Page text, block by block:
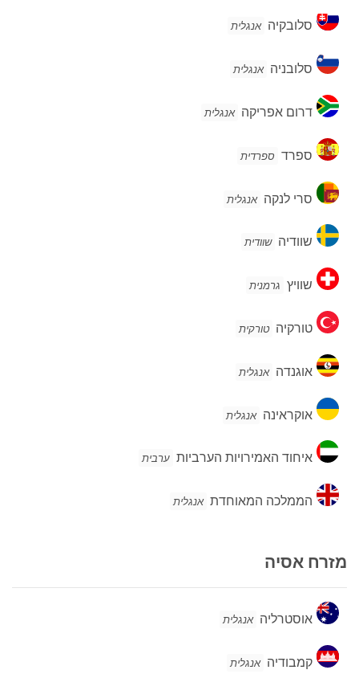
סלובקיה
סלובקיה אנגלית
סלובניה
סלובניה אנגלית
דרום
אפריקה
דרום אפריקה אנגלית
ספרד
ספרד ספרדית
סרי
לנקה
סרי לנקה אנגלית
שוודיה
שוודיה שוודית
שוויץ
שוויץ גרמנית
טורקיה
טורקיה טורקית
אוגנדה
אוגנדה אנגלית
אוקראינה
אוקראינה אנגלית
איחוד
האמירויות
איחוד האמירויות הערביות ערבית
הממלכה
המאוחדת
הממלכה המאוחדת אנגלית
מזרח אסיה
אוסטרליה
אוסטרליה אנגלית
קמבודיה
קמבודיה אנגלית